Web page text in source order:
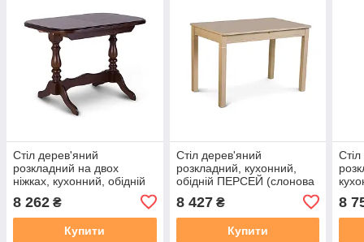
Стіл дерев'яний
розкладний на двох
ніжках, кухонний, обідній
8 262 ₴
Купити
Стіл дерев'яний
розкладний, кухонний,
обідній ПЕРСЕЙ (слонова
8 427₴
Купити
8